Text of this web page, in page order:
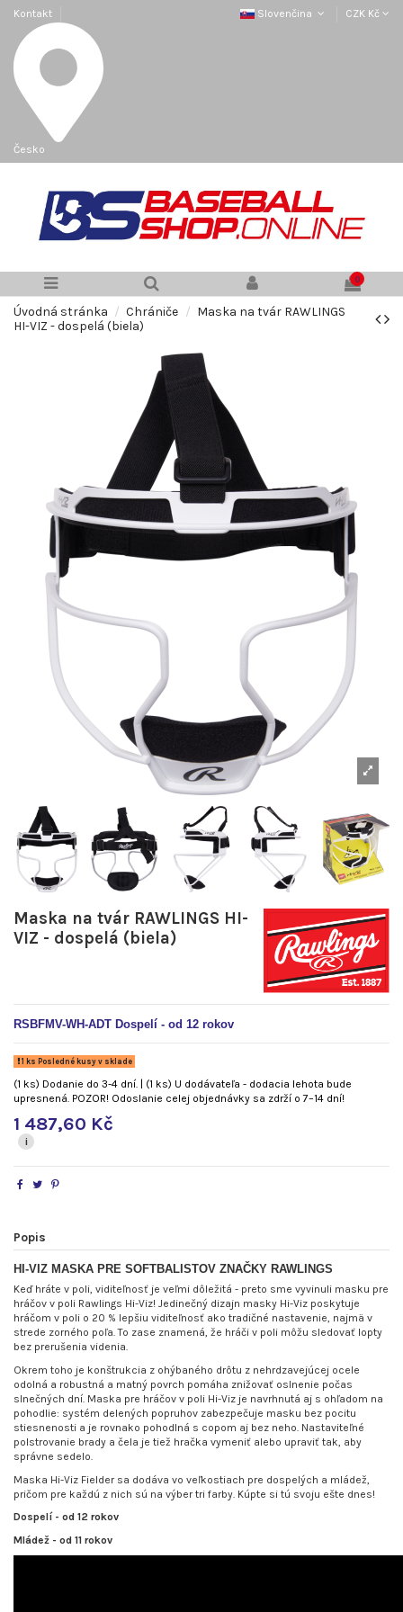
Kontakt
Česko
Slovenčina CZK Kč
0
Úvodná stránka Chrániče
Maska na tvár RAWLINGS
HI-VIZ - dospelá (biela)
Maska na tvár RAWLINGS HI-
VIZ - dospelá (biela)
RSBFMV-WH-ADT Dospelí - od 12 rokov
1 ks Posledné kusy v sklade
(1 ks) Dodanie do 3-4 dní. | (1 ks) U dodávateľa - dodacia lehota bude
upresnená. POZOR! Odoslanie celej objednávky sa zdrží o 7–14 dní!
1 487,60 Kč
i
Popis
HI-VIZ MASKA PRE SOFTBALISTOV ZNAČKY RAWLINGS
Keď hráte v poli, viditeľnosť je veľmi dôležitá - preto sme vyvinuli masku pre
hráčov v poli Rawlings Hi-Viz! Jedinečný dizajn masky Hi-Viz poskytuje
hráčom v poli o 20 % lepšiu viditeľnosť ako tradičné nastavenie, najmä v
strede zorného poľa. To zase znamená, že hráči v poli môžu sledovať lopty
bez prerušenia videnia.
Okrem toho je konštrukcia z ohýbaného drôtu z nehrdzavejúcej ocele
odolná a robustná a matný povrch pomáha znižovať oslnenie počas
slnečných dní. Maska pre hráčov v poli Hi-Viz je navrhnutá aj s ohľadom na
pohodlie: systém delených popruhov zabezpečuje masku bez pocitu
stiesnenosti a je rovnako pohodlná s copom aj bez neho. Nastaviteľné
polstrovanie brady a čela je tiež hračka vymeniť alebo upraviť tak, aby
správne sedelo.
Maska Hi-Viz Fielder sa dodáva vo veľkostiach pre dospelých a mládež,
pričom pre každú z nich sú na výber tri farby. Kúpte si tú svoju ešte dnes!
Dospelí - od 12 rokov
Mládež - od 11 rokov